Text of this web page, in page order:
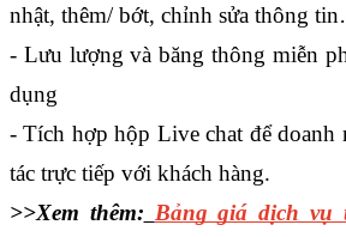
nhật, thêm/ bớt, chỉnh sửa thông
- Lưu lượng và băng thông miễn
dụng
- Tích hợp hộp Live chat để doanh
tác trực tiếp với khách hàng.
>>Xem thêm: Bảng giá dịch vụ